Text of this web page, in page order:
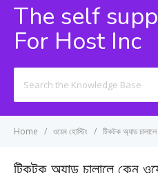
The self
For Host Inc
For
Home ওয়েব হোস্টিং টিকটক অ্যাড